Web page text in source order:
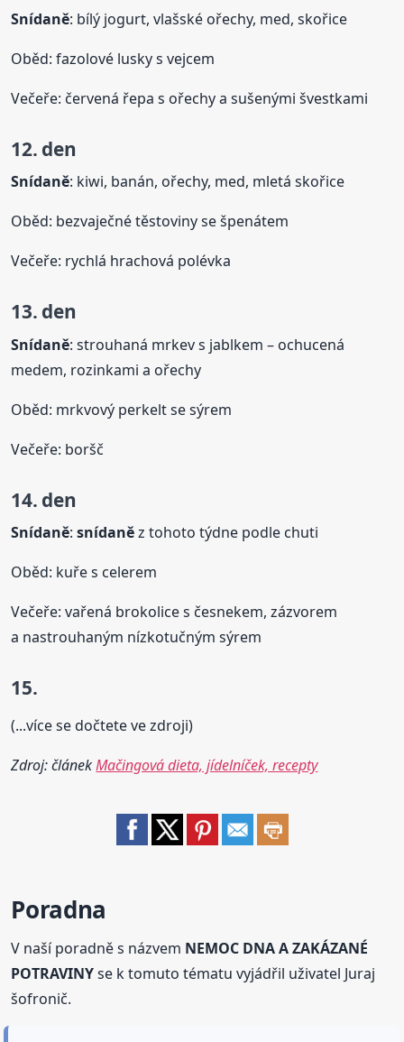
Snídaně: bílý jogurt, vlašské ořechy, med, skořice
Oběd: fazolové lusky s vejcem
Večeře: červená řepa s ořechy a sušenými švestkami
12. den
Snídaně: kiwi, banán, ořechy, med, mletá skořice
Oběd: bezvaječné těstoviny se špenátem
Večeře: rychlá hrachová polévka
13. den
Snídaně: strouhaná mrkev s jablkem – ochucená
medem, rozinkami a ořechy
Oběd: mrkvový perkelt se sýrem
Večeře: boršč
14. den
Snídaně:snídaněz tohoto týdne podle chuti
Oběd: kuře s celerem
Večeře: vařená brokolice s česnekem, zázvorem
a nastrouhaným nízkotučným sýrem
15.
(...více se dočtete ve zdroji)
Zdroj: článekMačingová dieta, jídelníček, recepty
Poradna
V naší poradně s názvem NEMOC DNA A ZAKÁZANÉ
POTRAVINYse k tomuto tématu vyjádřil uživatel Juraj
šofronič.